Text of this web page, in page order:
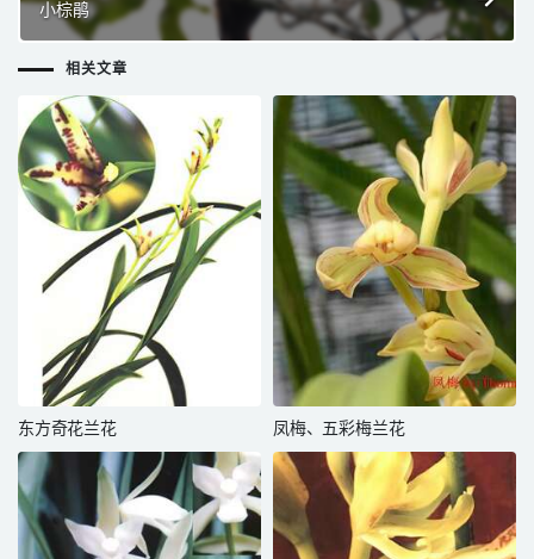
小棕鹃
相关文章
东方奇花兰花 凤梅、五彩梅兰花